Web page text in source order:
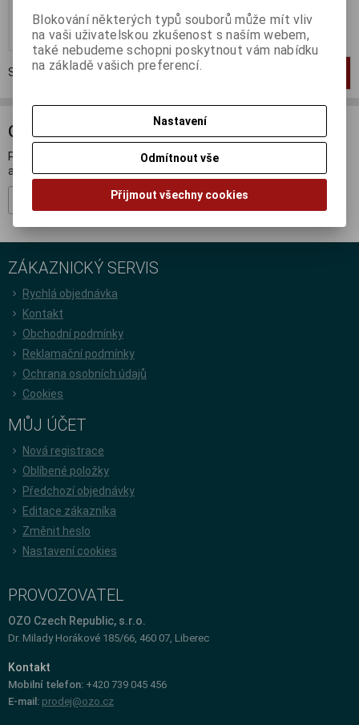
Koupit
Strana 1z1Celkem1záznamů
ODBĚR NOVINEK
Přihlašte se k odběru novinek a buďte informováni o novinkách,
akcích a soutěžích.
ZÁKAZNICKÝ SERVIS
Rychlá objednávka
Kontakt
Obchodní podmínky
Reklamační podmínky
Ochrana osobních údajů
Cookies
MŮJ ÚČET
Nová registrace
Oblíbené položky
Předchozí objednávky
Editace zákazníka
Změnit heslo
Nastavení cookies
PROVOZOVATEL
OZO Czech Republic, s.r.o.
Dr. Milady Horákové 185/66, 460 07, Liberec
Kontakt
Mobilní telefon: +420 739 045 456
E-mail: prodej@ozo.cz
Blokování některých typů souborů může mít vliv
na vaši uživatelskou zkušenost s naším webem,
také nebudeme schopni poskytnout vám nabídku
na základě vašich preferencí.
Nastavení
Odmítnout vše
Přijmout všechny cookies